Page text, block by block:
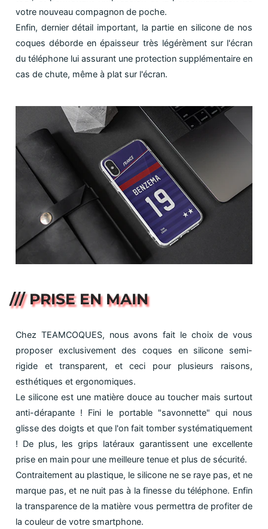
votre nouveau compagnon de poche.
Enfin, dernier détail important, la partie en silicone de nos
coques déborde en épaisseur très légérèment sur l'écran
du téléphone lui assurant une protection supplémentaire en
cas de chute, même à plat sur l'écran.
/// PRISE EN MAIN
Chez TEAMCOQUES, nous avons fait le choix de vous
proposer exclusivement des coques en silicone semi-
rigide et transparent, et ceci pour plusieurs raisons,
esthétiques et ergonomiques.
Le silicone est une matière douce au toucher mais surtout
anti-dérapante ! Fini le portable "savonnette" qui nous
glisse des doigts et que l'on fait tomber systématiquement
! De plus, les grips latéraux garantissent une excellente
prise en main pour une meilleure tenue et plus de sécurité.
Contraitement au plastique, le silicone ne se raye pas, et ne
marque pas, et ne nuit pas à la finesse du téléphone. Enfin
la transparence de la matière vous permettra de profiter de
la couleur de votre smartphone.